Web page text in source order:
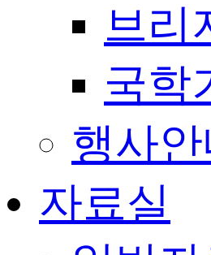
브리
국학
행사안
자료실